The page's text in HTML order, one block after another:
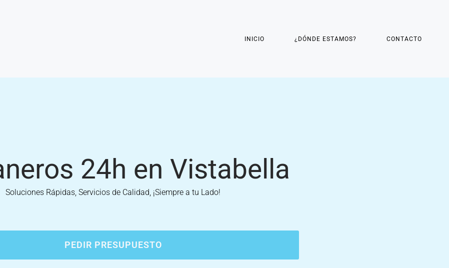
INICIO ¿DÓNDE ESTAMOS? CONTACTO
24h en Vistabella
Soluciones Rápidas, Servicios de Calidad, ¡Siempre a tu Lado!
PEDIR PRESUPUESTO